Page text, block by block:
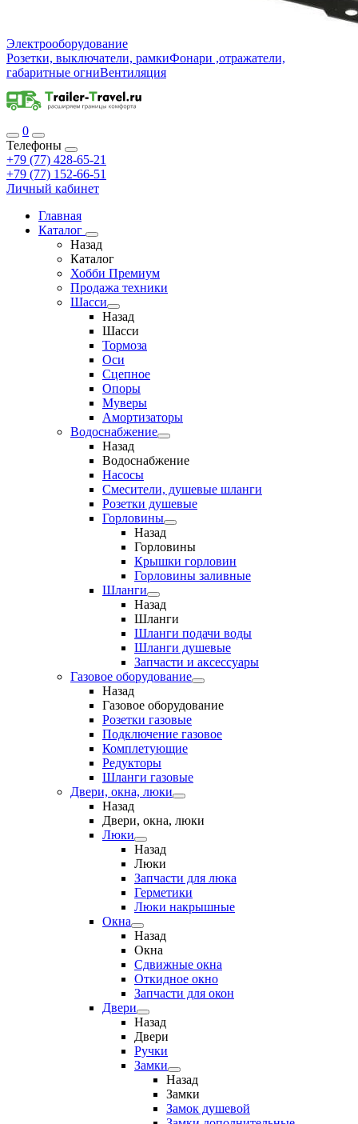
Электрооборудование
Розетки, выключатели, рамкиФонари ,отражатели,
габаритные огниВентиляция
0
Телефоны
+79 (77) 428-65-21
+79 (77) 152-66-51
Личный кабинет
Главная
Каталог
Назад
Каталог
Хобби Премиум
Продажа техники
Шасси
Назад
Шасси
Тормоза
Оси
Сцепное
Опоры
Муверы
Амортизаторы
Водоснабжение
Назад
Водоснабжение
Насосы
Смесители, душевые шланги
Розетки душевые
Горловины
Назад
Горловины
Крышки горловин
Горловины заливные
Шланги
Назад
Шланги
Шланги подачи воды
Шланги душевые
Запчасти и аксессуары
Газовое оборудование
Назад
Газовое оборудование
Розетки газовые
Подключение газовое
Комплетующие
Редукторы
Шланги газовые
Двери, окна, люки
Назад
Двери, окна, люки
Люки
Назад
Люки
Запчасти для люка
Герметики
Люки накрышные
Окна
Назад
Окна
Сдвижные окна
Откидное окно
Запчасти для окон
Двери
Назад
Двери
Ручки
Замки
Назад
Замки
Замок душевой